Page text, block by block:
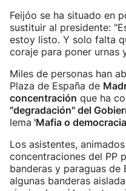
Feijóo se ha situado en
sustituir al presidente:
estoy listo. Y solo falta
coraje para poner urnas
Miles de personas han
Plaza de España de
concentración que ha
"degradación" del
lema 'Mafia o
Los asistentes,
concentraciones del PP
banderas y paraguas de
algunas banderas